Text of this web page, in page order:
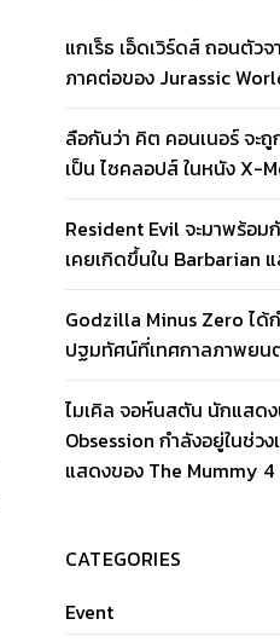
แกเร็ธ เอ็ดเวิร์ดส์ ถอนตัว
ภาคต่อของ Jurassic
ลือกันว่า คิต คอนเนอร์ จะ
เป็น ไซคลอปส์ ในหนัง X-
Resident Evil จะมาพร้อม
เคยเกิดขึ้นใน Barbarian
Godzilla Minus Zero ได้
ปฐมทัศน์ที่เทศกาลภาพยน
ไมเคิล จอห์นสตัน นักแสด
Obsession กำลังอยู่ในช่วง
แสดงของ The Mummy 4
CATEGORIES
Event